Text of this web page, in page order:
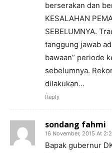
berserakan dan
KESALAHAN
SEBELUMNYA.
tanggung jawab
bawaan” periode
sebelumnya.
dilakukan…
Reply
sondang fahmi
16 November, 2015 At
Bapak gubernur